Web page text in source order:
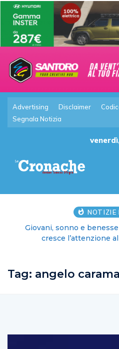
Advertising Disclaimer
Segnala Notizia
NOTIZIE
Giovani, sonno e
cresce l’attenzione
Tag: angelo